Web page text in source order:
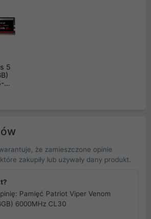
5
że zamieszczone opinie
zakupiły lub używały dany produkt.
Pamięć Patriot Viper Venom
6000MHz CL30